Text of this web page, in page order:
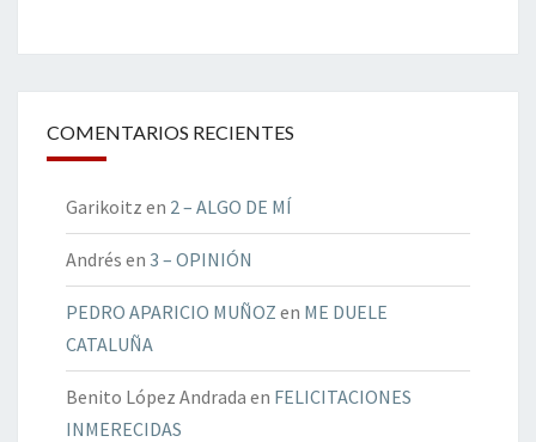
COMENTARIOS RECIENTES
Garikoitz en 2 – ALGO DE MÍ
Andrés en 3 – OPINIÓN
PEDRO APARICIO MUÑOZ en ME DUELE
CATALUÑA
Benito López Andrada en FELICITACIONES
INMERECIDAS